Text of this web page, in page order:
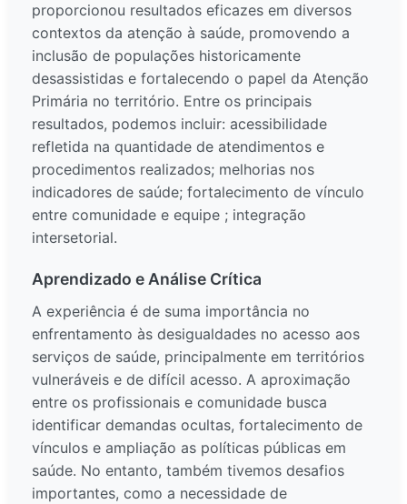
proporcionou resultados eficazes em diversos
contextos da atenção à saúde, promovendo a
inclusão de populações historicamente
desassistidas e fortalecendo o papel da Atenção
Primária no território. Entre os principais
resultados, podemos incluir: acessibilidade
refletida na quantidade de atendimentos e
procedimentos realizados; melhorias nos
indicadores de saúde; fortalecimento de vínculo
entre comunidade e equipe ; integração
intersetorial.
Aprendizado e Análise Crítica
A experiência é de suma importância no
enfrentamento às desigualdades no acesso aos
serviços de saúde, principalmente em territórios
vulneráveis e de difícil acesso. A aproximação
entre os profissionais e comunidade busca
identificar demandas ocultas, fortalecimento de
vínculos e ampliação as políticas públicas em
saúde. No entanto, também tivemos desafios
importantes, como a necessidade de